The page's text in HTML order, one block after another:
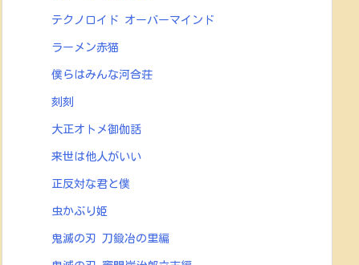
テクノロイド オーバーマインド
ラーメン赤猫
僕らはみんな河合荘
刻刻
大正オトメ御伽話
来世は他人がいい
正反対な君と僕
虫かぶり姫
鬼滅の刃 刀鍛冶の里編